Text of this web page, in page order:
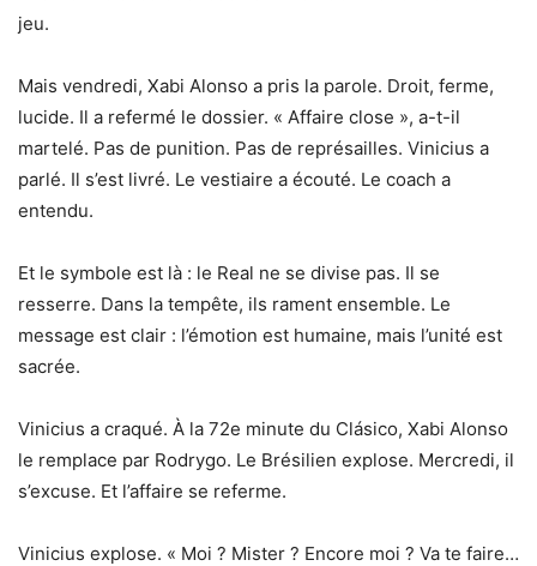
jeu.
Mais vendredi, Xabi Alonso a pris la parole. Droit, ferme,
lucide. Il a refermé le dossier. « Affaire close », a-t-il
martelé. Pas de punition. Pas de représailles. Vinicius a
parlé. Il s’est livré. Le vestiaire a écouté. Le coach a
entendu.
Et le symbole est là : le Real ne se divise pas. Il se
resserre. Dans la tempête, ils rament ensemble. Le
message est clair : l’émotion est humaine, mais l’unité est
sacrée.
Vinicius a craqué. À la 72e minute du Clásico, Xabi Alonso
le remplace par Rodrygo. Le Brésilien explose. Mercredi, il
s’excuse. Et l’affaire se referme.
Vinicius explose. « Moi ? Mister ? Encore moi ? Va te faire…